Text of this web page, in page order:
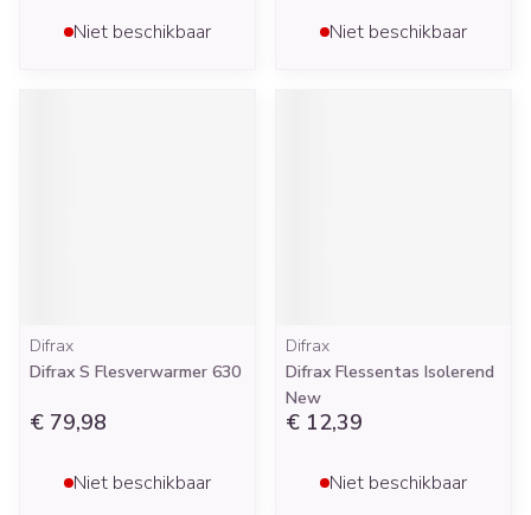
Niet beschikbaar Niet beschikbaar
Difrax
Difrax S Flesverwarmer 630
€ 79,98
Niet beschikbaar
Difrax
Difrax Flessentas Isolerend
New
€ 12,39
Niet beschikbaar